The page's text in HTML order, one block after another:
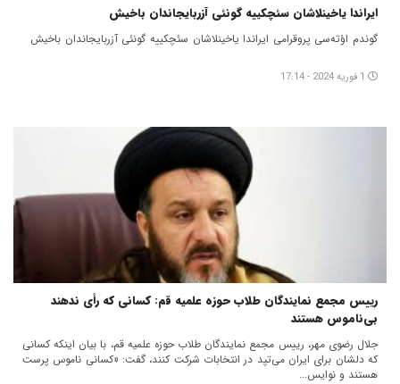
ایراندا یاخینلاشان سئچکییه گونئی آزربایجاندان باخیش
گوندم اؤته‌سی پروقرامی‌‌ ایراندا یاخینلاشان سئچکییه گونئی آزربایجاندان باخیش
1 فوریه 2024 - 17:14
رییس مجمع نمایندگان طلاب حوزه علمیه قم: کسانی که رأی ندهند
بی‌ناموس هستند
جلال رضوی مهر، رییس مجمع نمایندگان طلاب حوزه علمیه قم، با بیان اینکه کسانی
که دلشان برای ایران می‌تپد در انتخابات شرکت کنند، گفت: «کسانی ناموس پرست
هستند و نوایس...